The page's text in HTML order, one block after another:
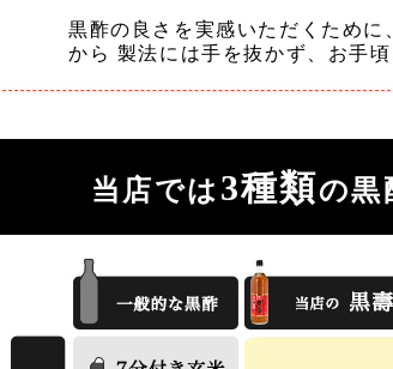
黒酢の良さを実感いただくため
から 製法には手を抜かず、お手
当店では3種類の黒